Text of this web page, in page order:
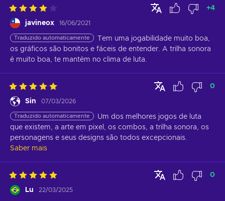
javineox 16/06/2021
+4
Traduzido automaticamente
Tem uma jogabilidade muito boa,
os gráficos são bonitos e fáceis de entender. A trilha sonora
é muito boa, te mantém no clima de luta.
Sin 07/03/2026
0
Traduzido automaticamente
Um dos melhores jogos de luta
que existem, a arte em pixel, os combos, a trilha sonora, os
personagens e seus designs são todos excepcionais.
Saber mais
Lu 22/03/2025
0